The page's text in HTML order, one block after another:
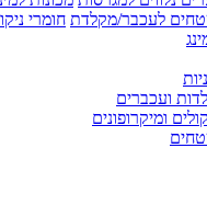
לעכבר/מקלדת חומרי
ועכברים
ומיקרופונים